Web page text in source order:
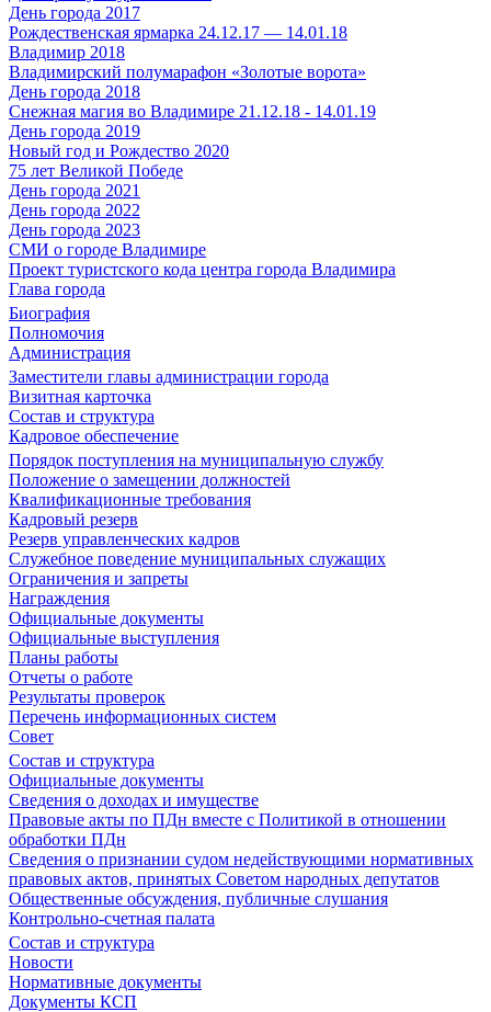
День города 2017
Рождественская ярмарка 24.12.17 — 14.01.18
Владимир 2018
Владимирский полумарафон «Золотые ворота»
День города 2018
Снежная магия во Владимире 21.12.18 - 14.01.19
День города 2019
Новый год и Рождество 2020
75 лет Великой Победе
День города 2021
День города 2022
День города 2023
СМИ о городе Владимире
Проект туристского кода центра города Владимира
Глава города
Биография
Полномочия
Администрация
Заместители главы администрации города
Визитная карточка
Состав и структура
Кадровое обеспечение
Порядок поступления на муниципальную службу
Положение о замещении должностей
Квалификационные требования
Кадровый резерв
Резерв управленческих кадров
Служебное поведение муниципальных служащих
Ограничения и запреты
Награждения
Официальные документы
Официальные выступления
Планы работы
Отчеты о работе
Результаты проверок
Перечень информационных систем
Совет
Состав и структура
Официальные документы
Сведения о доходах и имуществе
Правовые акты по ПДн вместе с Политикой в отношении
обработки ПДн
Сведения о признании судом недействующими нормативных
правовых актов, принятых Советом народных депутатов
Общественные обсуждения, публичные слушания
Контрольно-счетная палата
Состав и структура
Новости
Нормативные документы
Документы КСП